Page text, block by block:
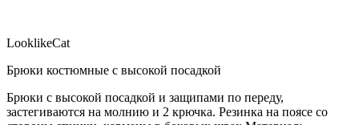
LooklikeCat
Брюки костюмные с высокой посадкой
Брюки с высокой посадкой и защипами по переду,
застегиваются на молнию и 2 крючка. Резинка на поясе со